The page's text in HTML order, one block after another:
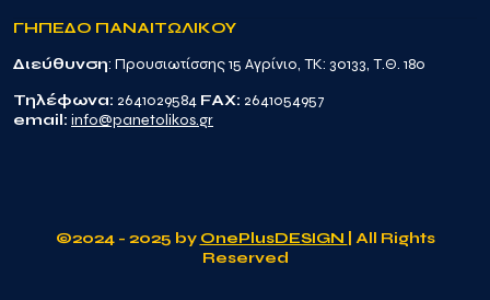
ΓΗΠΕΔΟ ΠΑΝΑΙΤΩΛΙΚΟΥ
Διεύθυνση: Προυσιωτίσσης 15 Αγρίνιο, TK: 30133, Τ.Θ. 180
Τηλέφωνα: 2641029584 FAX: 2641054957
email: info@panetolikos.gr
©2024 - 2025 by OnePlusDESIGN
| All Rights
Reserved